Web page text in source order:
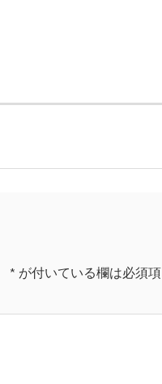
* が付いている欄は必須項